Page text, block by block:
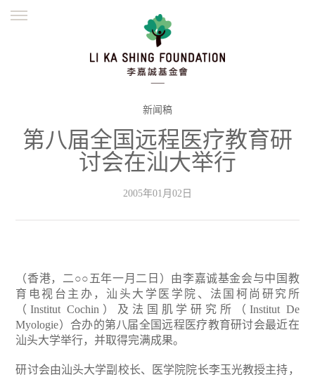
並肩同行
繁體
新闻稿
第八届全国远程医疗教育研
讨会在汕大举行
2005年01月02日
（香港，二○○五年一月二日）由李嘉诚基金会与中国教
育电视台主办，汕头大学医学院、法国柯尚研究所
（Institut Cochin）及法国肌学研究所（Institut De
Myologie）合办的第八届全国远程医疗教育研讨会最近在
汕头大学举行，并取得完满成果。
研讨会由汕头大学副校长、医学院院长李玉光教授主持，